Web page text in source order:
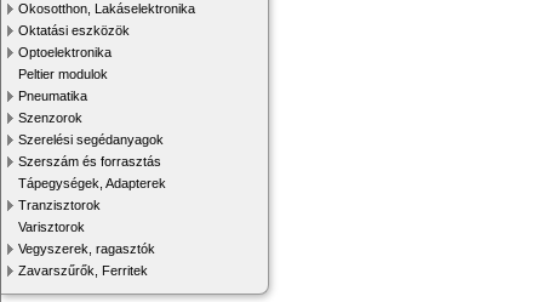
Okosotthon, Lakáselektronika
Oktatási eszközök
Optoelektronika
Peltier modulok
Pneumatika
Szenzorok
Szerelési segédanyagok
Szerszám és forrasztás
Tápegységek, Adapterek
Tranzisztorok
Varisztorok
Vegyszerek, ragasztók
Zavarszűrők, Ferritek